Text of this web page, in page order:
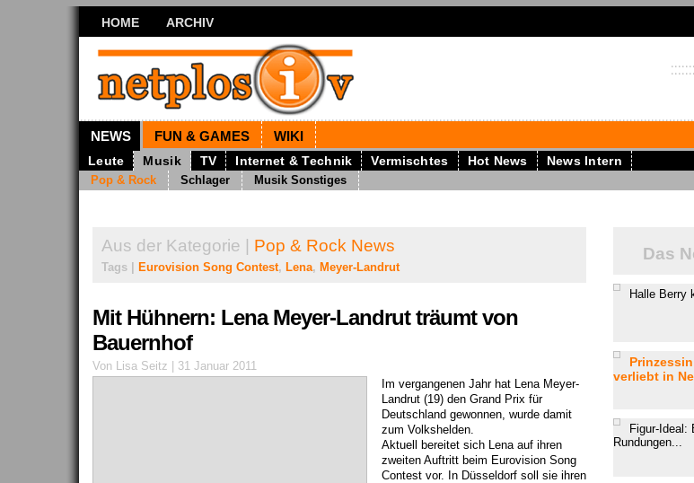
HOME ARCHIV
NEWS FUN & GAMES WIKI
Leute Musik TV Internet & Technik Vermischtes Hot News News Intern
Pop & Rock Schlager Musik Sonstiges
Aus der Kategorie | Pop & Rock News
Tags | Eurovision Song Contest, Lena, Meyer-Landrut
Mit Hühnern: Lena Meyer-Landrut träumt von
Bauernhof
Von Lisa Seitz | 31 Januar 2011
Im vergangenen Jahr hat Lena Meyer-
Landrut (19) den Grand Prix für
Deutschland gewonnen, wurde damit
zum Volkshelden.
Aktuell bereitet sich Lena auf ihren
zweiten Auftritt beim Eurovision Song
Contest vor. In Düsseldorf soll sie ihren
Das
Halle Berry
verliebt in
Figur-Ideal:
Rundungen...